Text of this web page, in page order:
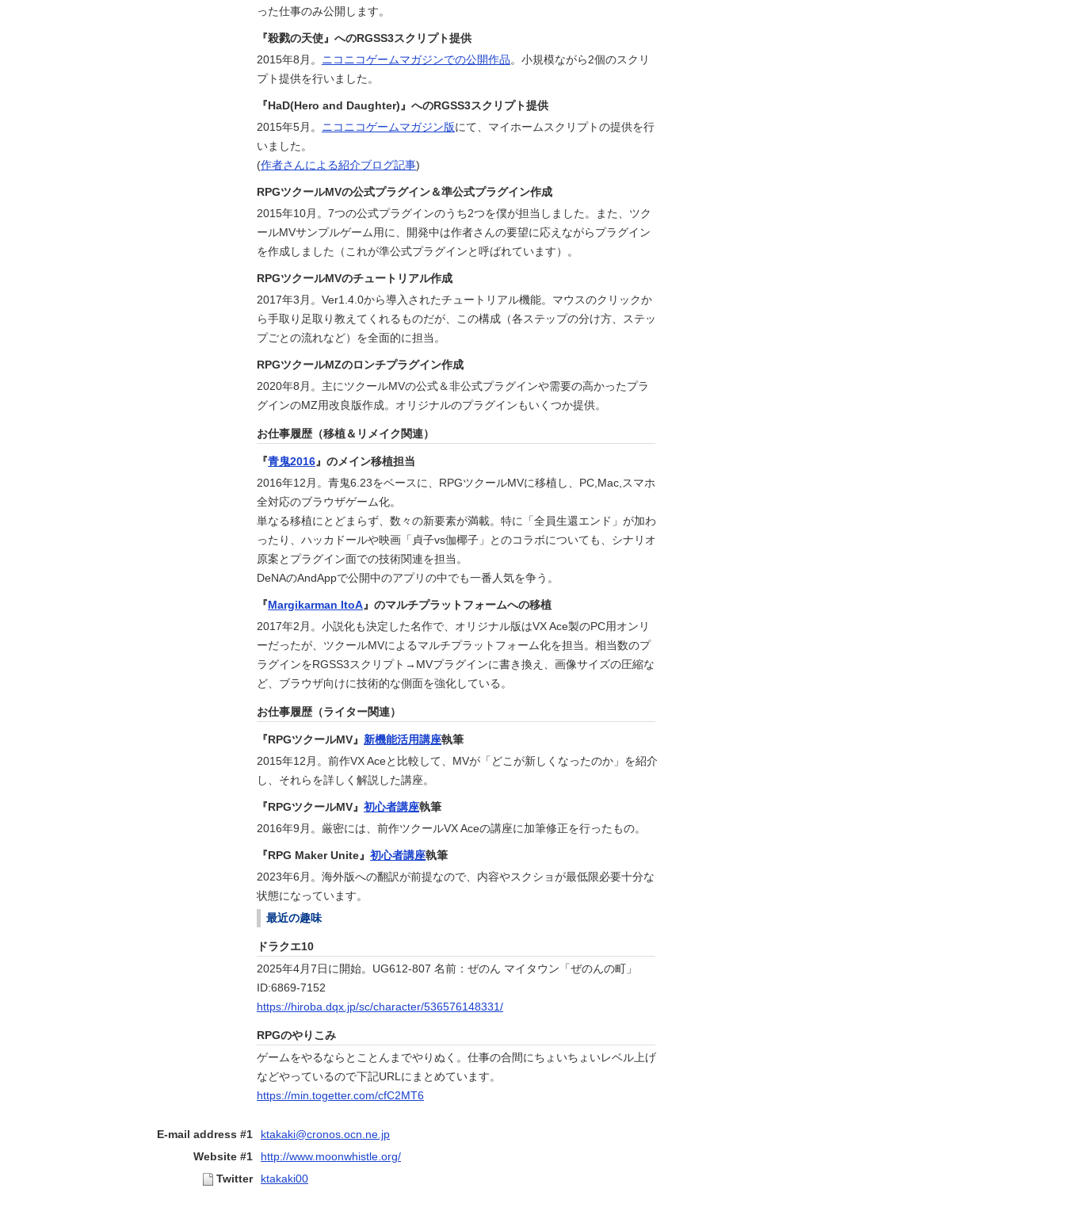
った仕事のみ公開します。
『殺戮の天使』へのRGSS3スクリプト提供
2015年8月。 ニコニコゲームマガジンでの公開作品。小規模ながら2個のスクリ
プト提供を行いました。
『HaD(Hero and Daughter)』へのRGSS3スクリプト提供
2015年5月。 ニコニコゲームマガジン版にて、マイホームスクリプトの提供を行
いました。
(作者さんによる紹介ブログ記事)
RPGツクールMVの公式プラグイン＆準公式プラグイン作成
2015年10月。7つの公式プラグインのうち2つを僕が担当しました。また、ツク
ールMVサンプルゲーム用に、開発中は作者さんの要望に応えながらプラグイン
を作成しました（これが準公式プラグインと呼ばれています）。
RPGツクールMVのチュートリアル作成
2017年3月。Ver1.4.0から導入されたチュートリアル機能。マウスのクリックか
ら手取り足取り教えてくれるものだが、この構成（各ステップの分け方、ステッ
プごとの流れなど）を全面的に担当。
RPGツクールMZのロンチプラグイン作成
2020年8月。主にツクールMVの公式＆非公式プラグインや需要の高かったプラ
グインのMZ用改良版作成。オリジナルのプラグインもいくつか提供。
お仕事履歴（移植＆リメイク関連）
『青鬼2016』のメイン移植担当
2016年12月。青鬼6.23をベースに、RPGツクールMVに移植し、PC,Mac,スマホ
全対応のブラウザゲーム化。
単なる移植にとどまらず、数々の新要素が満載。特に「全員生還エンド」が加わ
ったり、ハッカドールや映画「貞子vs伽椰子」とのコラボについても、シナリオ
原案とプラグイン面での技術関連を担当。
DeNAのAndAppで公開中のアプリの中でも一番人気を争う。
『Margikarman ItoA』のマルチプラットフォームへの移植
2017年2月。小説化も決定した名作で、オリジナル版はVX Ace製のPC用オンリ
ーだったが、ツクールMVによるマルチプラットフォーム化を担当。相当数のプ
ラグインをRGSS3スクリプト→MVプラグインに書き換え、画像サイズの圧縮な
ど、ブラウザ向けに技術的な側面を強化している。
お仕事履歴（ライター関連）
『RPGツクールMV』 新機能活用講座執筆
2015年12月。前作VX Aceと比較して、MVが「どこが新しくなったのか」を紹介
し、それらを詳しく解説した講座。
『RPGツクールMV』 初心者講座執筆
2016年9月。厳密には、前作ツクールVX Aceの講座に加筆修正を行ったもの。
『RPG Maker Unite』 初心者講座執筆
2023年6月。海外版への翻訳が前提なので、内容やスクショが最低限必要十分な
状態になっています。
最近の趣味
ドラクエ10
2025年4月7日に開始。UG612-807 名前：ぜのん マイタウン「ぜのんの町」
ID:6869-7152
https://hiroba.dqx.jp/sc/character/536576148331/
RPGのやりこみ
ゲームをやるならとことんまでやりぬく。仕事の合間にちょいちょいレベル上げ
などやっているので下記URLにまとめています。
https://min.togetter.com/cfC2MT6
E-mail address #1
ktakaki@cronos.ocn.ne.jp
Website #1
http://www.moonwhistle.org/
Twitter
ktakaki00